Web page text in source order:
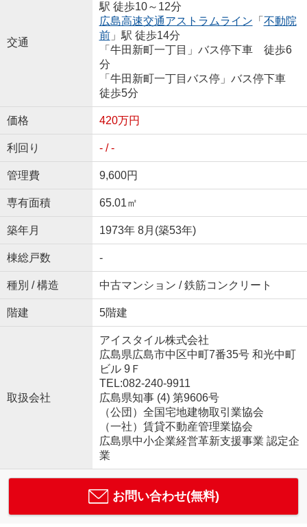
交通
駅 徒歩10～12分
広島高速交通アストラムライン 「 不動院
前」駅 徒歩14分
「牛田新町一丁目」バス停下車 徒歩6
分
「牛田新町一丁目バス停」バス停下車
徒歩5分
価格 420万円
利回り - / -
管理費 9,600円
専有面積 65.01㎡
築年月 1973年 8月(築53年)
棟総戸数 -
種別 / 構造 中古マンション / 鉄筋コンクリート
階建 5階建
取扱会社
アイスタイル株式会社
広島県広島市中区中町7番35号 和光中町
ビル 9Ｆ
TEL:082-240-9911
広島県知事 (4) 第9606号
（公団）全国宅地建物取引業協会
（一社）賃貸不動産管理業協会
広島県中小企業経営革新支援事業 認定企
業
お問い合わせ(無料)